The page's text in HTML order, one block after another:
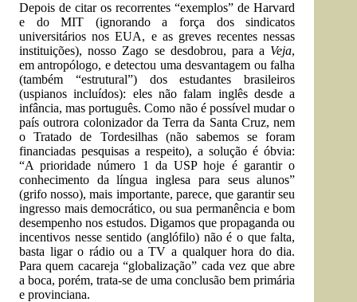
Depois de citar os recorrentes “exemplos” de Harvard
e do MIT (ignorando a força dos sindicatos
universitários nos EUA, e as greves recentes nessas
instituições), nosso Zago se desdobrou, para a Veja,
em antropólogo, e detectou uma desvantagem ou falha
(também “estrutural”) dos estudantes brasileiros
(uspianos incluídos): eles não falam inglês desde a
infância, mas português. Como não é possível mudar o
país outrora colonizador da Terra da Santa Cruz, nem
o Tratado de Tordesilhas (não sabemos se foram
financiadas pesquisas a respeito), a solução é óbvia:
“A prioridade número 1 da USP hoje é garantir o
conhecimento da língua inglesa para seus alunos”
(grifo nosso), mais importante, parece, que garantir seu
ingresso mais democrático, ou sua permanência e bom
desempenho nos estudos. Digamos que propaganda ou
incentivos nesse sentido (anglófilo) não é o que falta,
basta ligar o rádio ou a TV a qualquer hora do dia.
Para quem cacareja “globalização” cada vez que abre
a boca, porém, trata-se de uma conclusão bem primária
e provinciana.